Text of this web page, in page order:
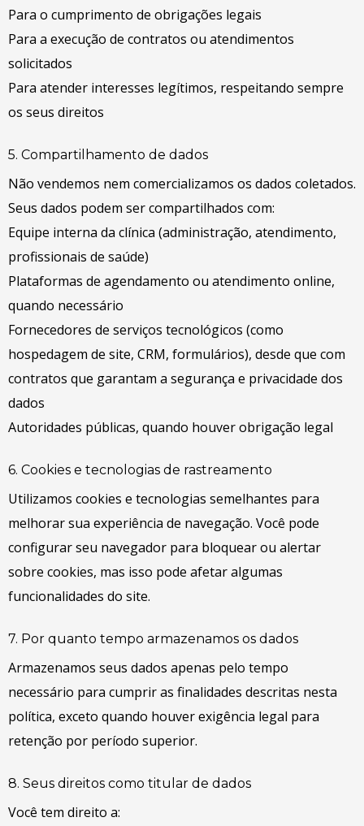
Para o cumprimento de obrigações legais
Para a execução de contratos ou atendimentos
solicitados
Para atender interesses legítimos, respeitando sempre
os seus direitos
5. Compartilhamento de dados
Não vendemos nem comercializamos os dados coletados.
Seus dados podem ser compartilhados com:
Equipe interna da clínica (administração, atendimento,
profissionais de saúde)
Plataformas de agendamento ou atendimento online,
quando necessário
Fornecedores de serviços tecnológicos (como
hospedagem de site, CRM, formulários), desde que com
contratos que garantam a segurança e privacidade dos
dados
Autoridades públicas, quando houver obrigação legal
6. Cookies e tecnologias de rastreamento
Utilizamos cookies e tecnologias semelhantes para
melhorar sua experiência de navegação. Você pode
configurar seu navegador para bloquear ou alertar
sobre cookies, mas isso pode afetar algumas
funcionalidades do site.
7. Por quanto tempo armazenamos os dados
Armazenamos seus dados apenas pelo tempo
necessário para cumprir as finalidades descritas nesta
política, exceto quando houver exigência legal para
retenção por período superior.
8. Seus direitos como titular de dados
Você tem direito a: